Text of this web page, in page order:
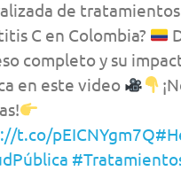
de tratamientos
C en Colombia?
completo y su
en este video
t.co/pEICNYgm7Q